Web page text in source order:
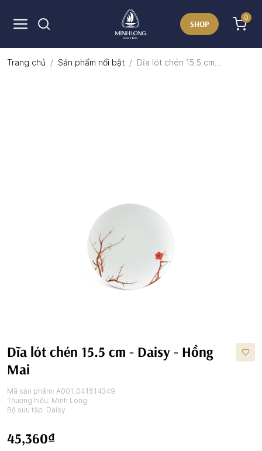
SHOP
0
Trang chủ Sản phẩm nổi bật Dĩa lót chén 15.5 cm...
Dĩa lót chén 15.5 cm - Daisy - Hồng
Mai
Mã sản phẩm: A001_041514349
Thương hiệu: Minh Long
Bộ sưu tập: Daisy
45,360₫